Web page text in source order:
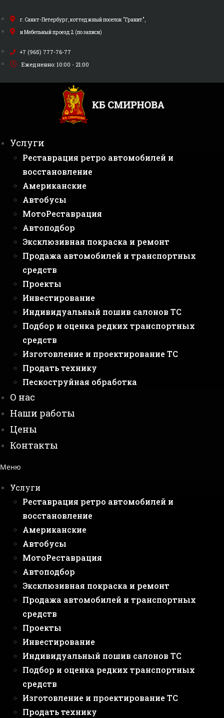
к
содержимому
г. Санкт-Петербург, коттеджный поселок "Гранит",
и Мебельный проезд 2 (по записи)
+7 (965) 777-76-77
Ежедневно: 10:00 - 21:00
Услуги
Реставрация ретро автомобилей и
восстановление
Американские
Автобусы
МотоРеставрация
Автоподбор
Эксклюзивная покраска и ремонт
Продажа автомобилей и транспортных
средств
Проекты
Инвестирование
Индивидуальный пошив салонов ТС
Подбор и оценка редких транспортных
средств
Изготовление и проектирование ТС
Продать технику
Пескоструйная обработка
О нас
Наши работы
Цены
Контакты
Меню
Услуги
Реставрация ретро автомобилей и
восстановление
Американские
Автобусы
МотоРеставрация
Автоподбор
Эксклюзивная покраска и ремонт
Продажа автомобилей и транспортных
средств
Проекты
Инвестирование
Индивидуальный пошив салонов ТС
Подбор и оценка редких транспортных
средств
Изготовление и проектирование ТС
Продать технику